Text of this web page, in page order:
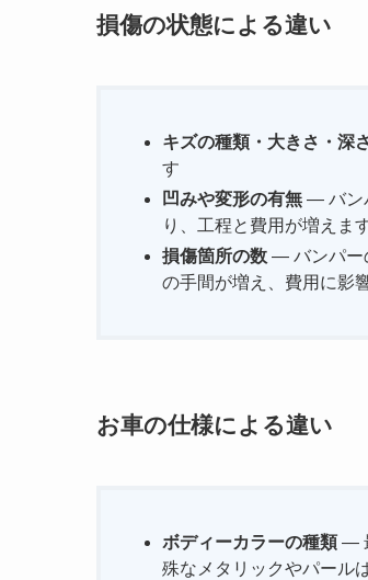
損傷の状態による違い
キズの種類・大きさ・深
す
凹みや変形の有無 — バン
り、工程と費用が増えま
損傷箇所の数 — バンパー
の手間が増え、費用に影
お車の仕様による違い
ボディーカラーの種類—
殊なメタリックやパール